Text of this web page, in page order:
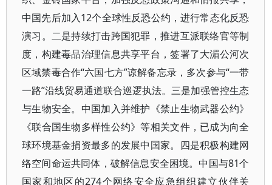
中国先后加入12个全球性反恐公约，进行常态化反恐
演习。二是持续打击跨国犯罪，推进互派联络官等制
度，构建毒品治理信息共享平台，签署了大湄公河次
区域禁毒合作“六国七方”谅解备忘录，多次参与“一带
一路”沿线贸易通道联合巡逻执法。三是加强管控生态
与生物安全。中国加入并维护《禁止生物武器公约》
《联合国生物多样性公约》等相关文件，已成为向全
球环境基金捐资最多的发展中国家。四是积极构建网
络空间命运共同体，破解信息安全困境。中国与81个
国家和地区的274个网络安全应急组织建立伙伴关